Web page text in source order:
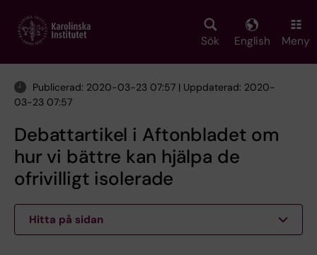
main
Sök English Meny
Publicerad: 2020-03-23 07:57 | Uppdaterad: 2020-
03-23 07:57
Debattartikel i Aftonbladet om
hur vi bättre kan hjälpa de
ofrivilligt isolerade
Hitta på sidan